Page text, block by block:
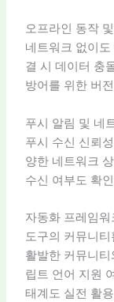
오프라인 동작
네트워크 없이
결 시 데이터 충
방어를 위한 버
푸시 알림 및 네
푸시 수신 신뢰
양한 네트워크
수신 여부도 확
자동화 프레임
도구의 커뮤니
활발한 커뮤니
립트 언어 지원
태계도 실전 활